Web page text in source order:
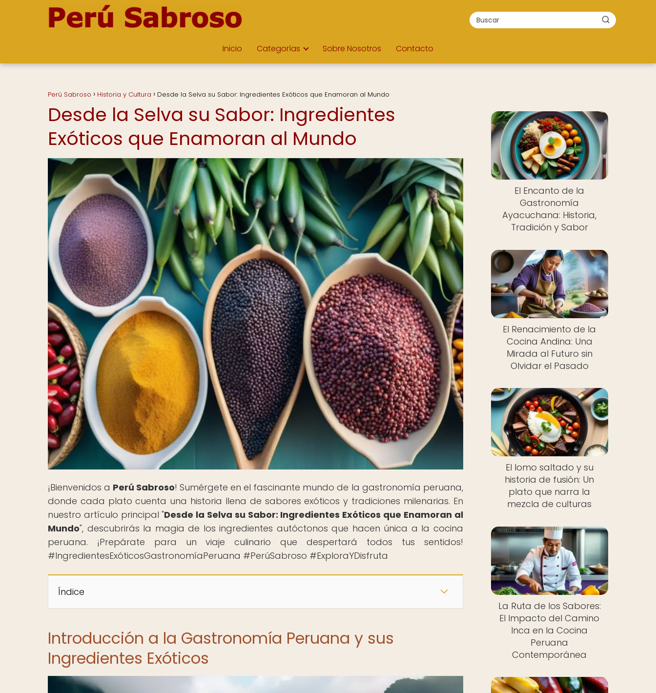
Inicio Categorías Sobre Nosotros Contacto
Perú Sabroso Historia y Cultura Desde la Selva su Sabor: Ingredientes Exóticos que Enamoran al Mundo
Desde la Selva su Sabor: Ingredientes
Exóticos que Enamoran al Mundo
¡Bienvenidos a Perú Sabroso! Sumérgete en el fascinante mundo de la gastronomía peruana,
donde cada plato cuenta una historia llena de sabores exóticos y tradiciones milenarias. En
nuestro artículo principal "Desde la Selva su Sabor: Ingredientes Exóticos que Enamoran al
Mundo", descubrirás la magia de los ingredientes autóctonos que hacen única a la cocina
peruana. ¡Prepárate para un viaje culinario que despertará todos tus sentidos!
#IngredientesExóticosGastronomíaPeruana #PerúSabroso #ExploraYDisfruta
Índice
Introducción a la Gastronomía Peruana y sus
Ingredientes Exóticos
El Encanto de la
Gastronomía
Ayacuchana: Historia,
Tradición y Sabor
El Renacimiento de la
Cocina Andina: Una
Mirada al Futuro sin
Olvidar el Pasado
El lomo saltado y su
historia de fusión: Un
plato que narra la
mezcla de culturas
La Ruta de los Sabores:
El Impacto del Camino
Inca en la Cocina
Peruana
Contemporánea